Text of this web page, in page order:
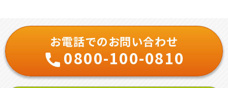
お電話でのお問い合わせ
0800-100-0810